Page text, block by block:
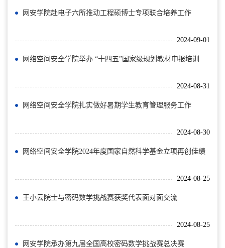
网安学院赴电子六所推动工程硕博士专项联合培养工作
2024-09-01
网络空间安全学院举办 “十四五”国家级规划教材申报培训
2024-08-31
网络空间安全学院扎实做好暑期学生教育管理服务工作
2024-08-30
网络空间安全学院2024年度国家自然科学基金立项再创佳绩
2024-08-25
王小云院士与密码数学挑战赛获奖代表面对面交流
2024-08-25
网安学院承办第九届全国高校密码数学挑战赛总决赛